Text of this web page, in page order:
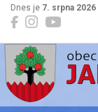
Dnes je 7. srpna 2026
Jablůnka